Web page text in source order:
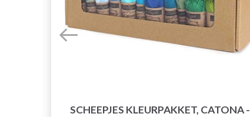
SCHEEPJES KLEURPAKKET, CATONA -